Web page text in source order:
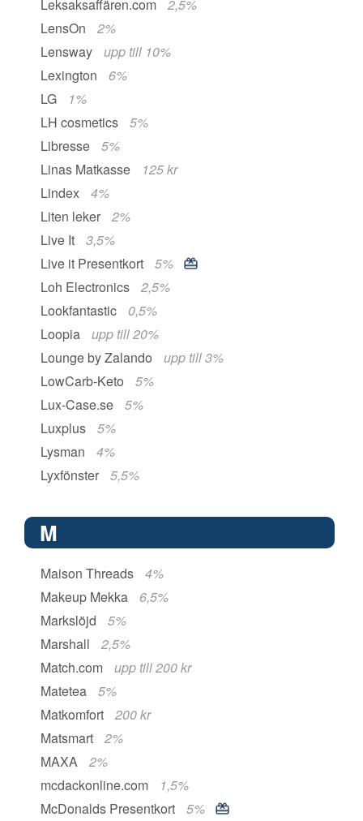
Leksaksaffären.com
2,5%
LensOn
2%
Lensway
upp till 10%
Lexington
6%
LG
1%
LH cosmetics
5%
Libresse
5%
Linas Matkasse
125 kr
Lindex
4%
Liten leker
2%
Live It
3,5%
Live it Presentkort
5%
Loh Electronics
2,5%
Lookfantastic
0,5%
Loopia
upp till 20%
Lounge by Zalando
upp till 3%
LowCarb-Keto
5%
Lux-Case.se
5%
Luxplus
5%
Lysman
4%
Lyxfönster
5,5%
M
Maison Threads
4%
Makeup Mekka
6,5%
Markslöjd
5%
Marshall
2,5%
Match.com
upp till 200 kr
Matetea
5%
Matkomfort
200 kr
Matsmart
2%
MAXA
2%
mcdackonline.com
1,5%
McDonalds Presentkort
5%